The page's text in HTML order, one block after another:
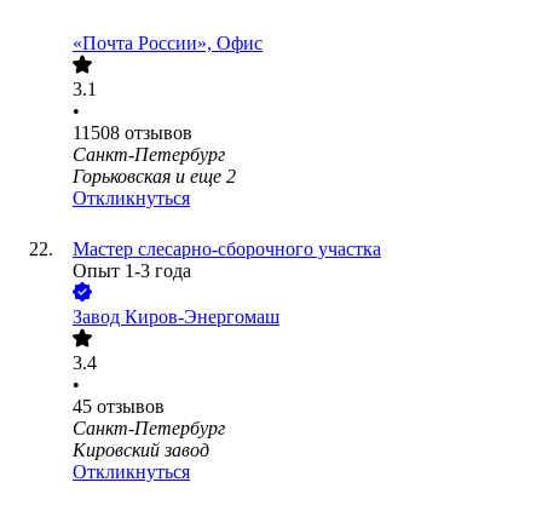
«Почта России», Офис
3.1
•
11508 отзывов
Санкт-Петербург
Горьковская и еще 2
Откликнуться
Мастер слесарно-сборочного участка
Опыт 1-3 года
Завод Киров-Энергомаш
3.4
•
45 отзывов
Санкт-Петербург
Кировский завод
Откликнуться